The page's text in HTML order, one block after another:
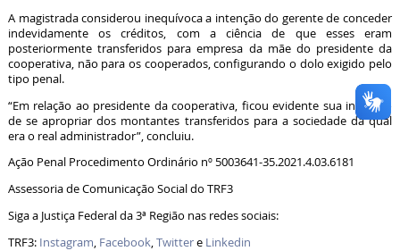
A magistrada considerou inequívoca a intenção do gerente de conceder
indevidamente os créditos, com a ciência de que esses eram
posteriormente transferidos para empresa da mãe do presidente da
cooperativa, não para os cooperados, configurando o dolo exigido pelo
tipo penal.
“Em relação ao presidente da cooperativa, ficou evidente sua intenção
de se apropriar dos montantes transferidos para a sociedade da qual
era o real administrador”, concluiu.
Ação Penal Procedimento Ordinário nº 5003641-35.2021.4.03.6181
Assessoria de Comunicação Social do TRF3
Siga a Justiça Federal da 3ª Região nas redes sociais:
TRF3: Instagram, Facebook,Twittere Linkedin